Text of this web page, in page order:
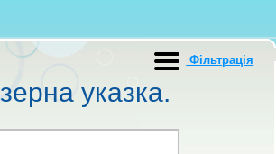
указка.
Фiльтрацiя